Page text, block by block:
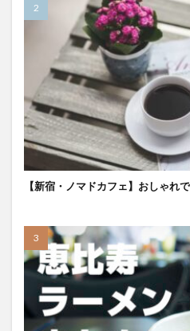
【新宿・ノマドカフェ】おしゃれ